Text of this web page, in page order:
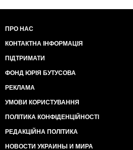
ПРО НАС
КОНТАКТНА ІНФОРМАЦІЯ
ПІДТРИМАТИ
ФОНД ЮРІЯ БУТУСОВА
РЕКЛАМА
УМОВИ КОРИСТУВАННЯ
ПОЛІТИКА КОНФІДЕНЦІЙНОСТІ
РЕДАКЦІЙНА ПОЛІТИКА
НОВОСТИ УКРАИНЫ И МИРА